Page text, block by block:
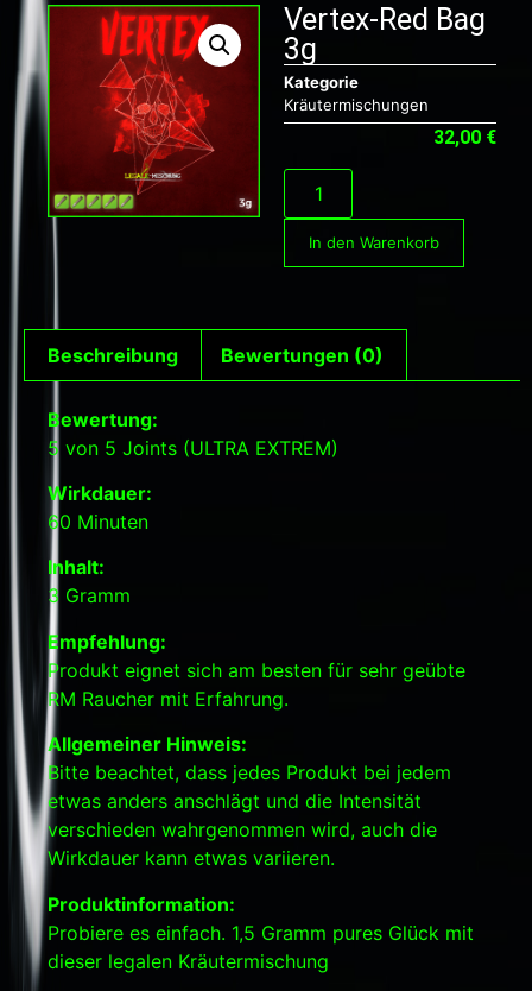
Vertex-Red Bag
3g
Kategorie
Kräutermischungen
32,00 €
In den Warenkorb
Beschreibung Bewertungen (0)
Bewertung:
5 von 5 Joints (ULTRA EXTREM)
Wirkdauer:
60 Minuten
Inhalt:
3 Gramm
Empfehlung:
Produkt eignet sich am besten für sehr geübte
RM Raucher mit Erfahrung.
Allgemeiner Hinweis:
Bitte beachtet, dass jedes Produkt bei jedem
etwas anders anschlägt und die Intensität
verschieden wahrgenommen wird, auch die
Wirkdauer kann etwas variieren.
Produktinformation:
Probiere es einfach. 1,5 Gramm pures Glück mit
dieser legalen Kräutermischung